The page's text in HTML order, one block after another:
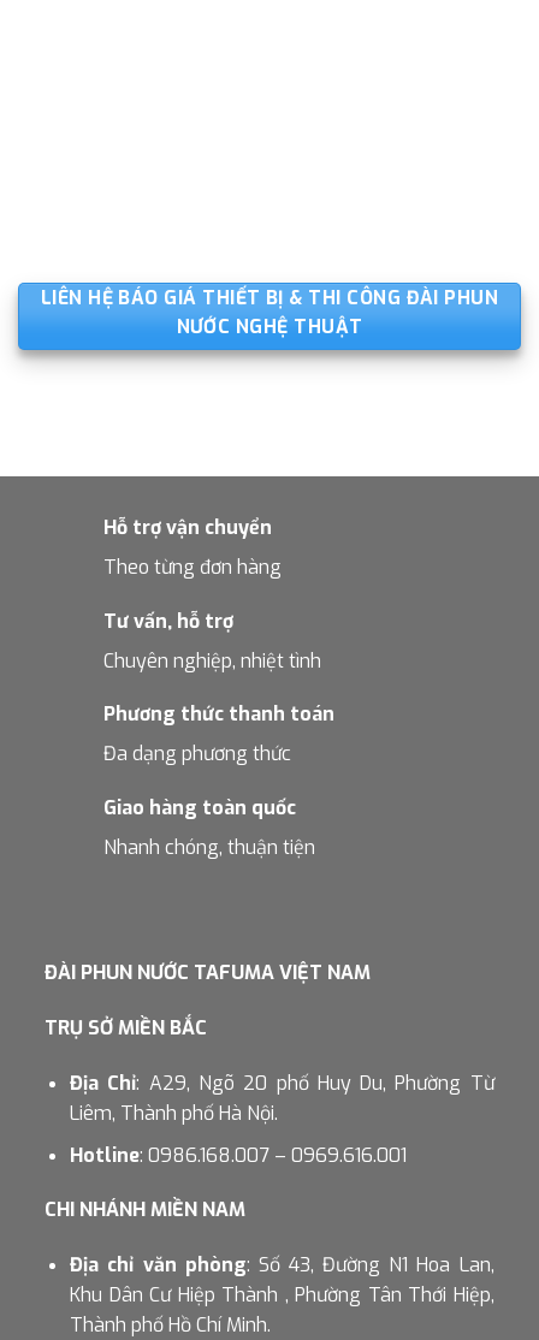
LIÊN HỆ BÁO GIÁ THIẾT BỊ & THI CÔNG ĐÀI PHUN
NƯỚC NGHỆ THUẬT
Hỗ trợ vận chuyển
Theo từng đơn hàng
Tư vấn, hỗ trợ
Chuyên nghiệp, nhiệt tình
Phương thức thanh toán
Đa dạng phương thức
Giao hàng toàn quốc
Nhanh chóng, thuận tiện
ĐÀI PHUN NƯỚC TAFUMA VIỆT NAM
TRỤ SỞ MIỀN BẮC
Địa Chỉ: A29, Ngõ 20 phố Huy Du, Phường Từ
Liêm, Thành phố Hà Nội.
Hotline: 0986.168.007 – 0969.616.001
CHI NHÁNH MIỀN NAM
Địa chỉ văn phòng: Số 43, Đường N1 Hoa Lan,
Khu Dân Cư Hiệp Thành , Phường Tân Thới Hiệp,
Thành phố Hồ Chí Minh.